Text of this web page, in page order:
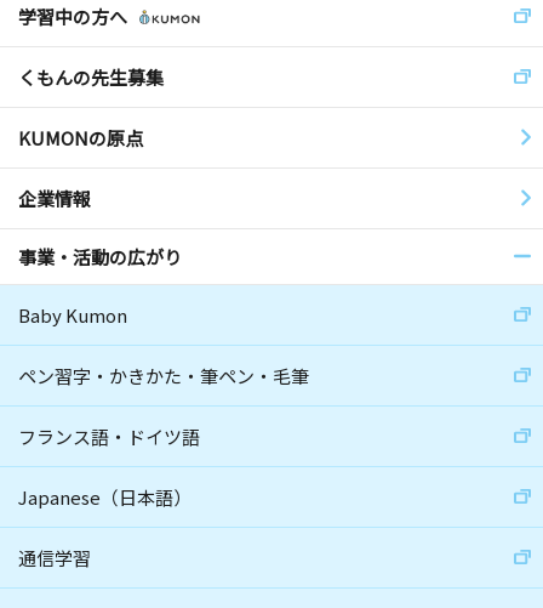
学習中の方へ
くもんの先生募集
KUMONの原点
企業情報
事業・活動の広がり
Baby Kumon
ペン習字・かきかた・筆ペン・毛筆
フランス語・ドイツ語
Japanese（日本語）
通信学習